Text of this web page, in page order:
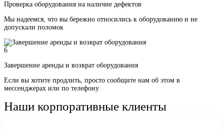
Проверка оборудования на наличие дефектов
Мы надеемся, что вы бережно относились к оборудованию и не
допускали поломок
6
Завершение аренды и возврат оборудования
Если вы хотите продлить, просто сообщите нам об этом в
мессенджерах или по телефону
Наши корпоративные клиенты